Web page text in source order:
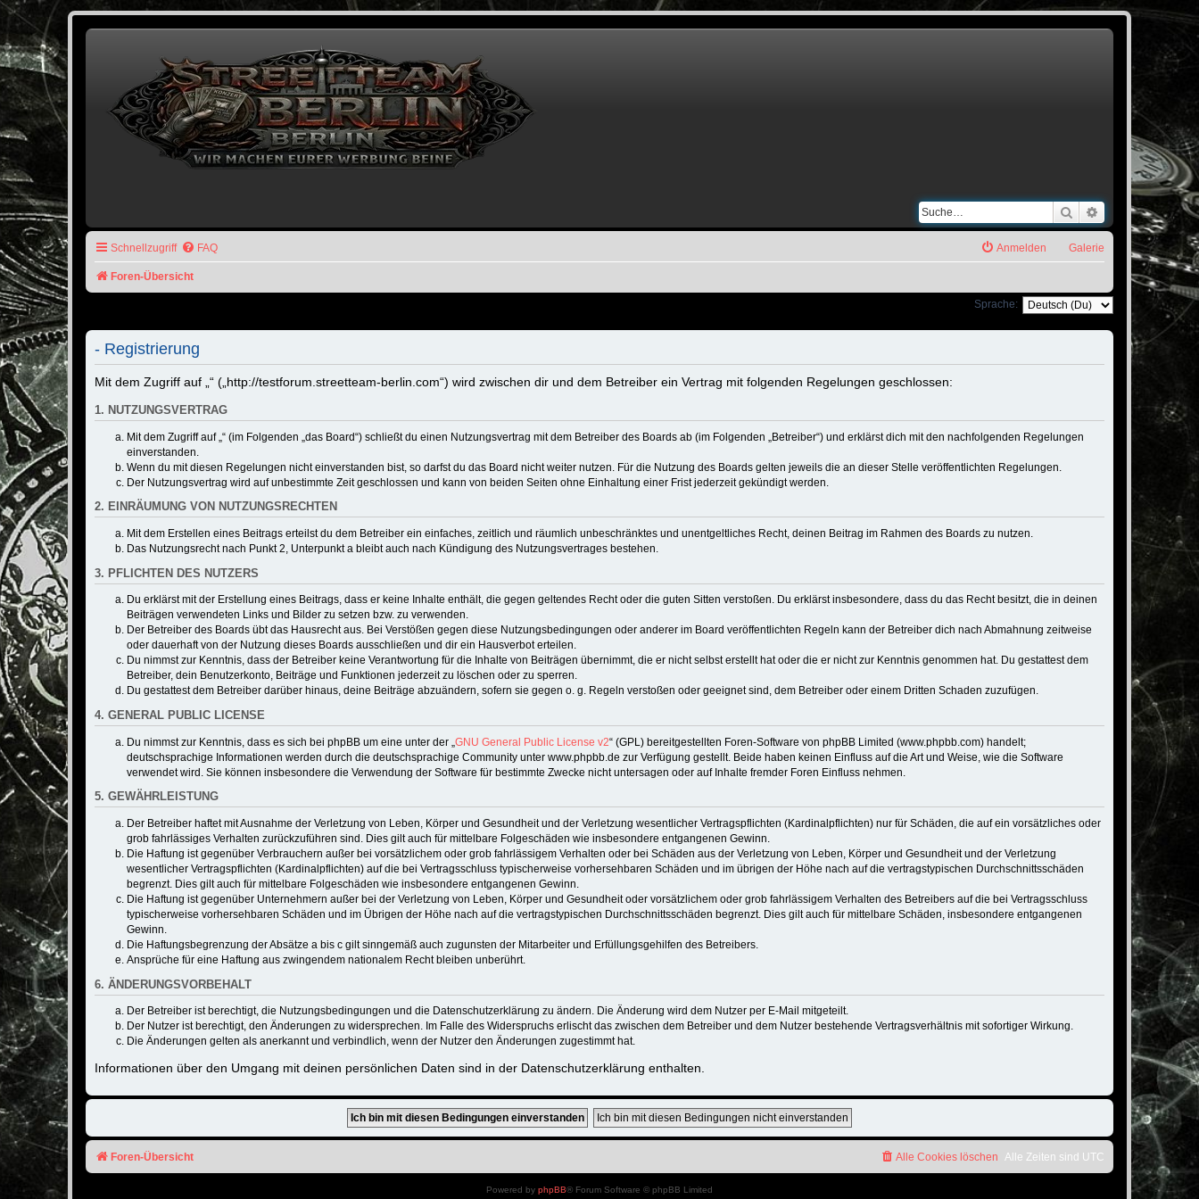
Suche Erweiterte Suche
Schnellzugriff Galerie
FAQ Anmelden
Foren-Übersicht
Sprache:
- Registrierung
Mit dem Zugriff auf „“ („http://testforum.streetteam-berlin.com“) wird zwischen dir und dem Betreiber ein Vertrag mit folgenden Regelungen geschlossen:
1. NUTZUNGSVERTRAG
Mit dem Zugriff auf „“ (im Folgenden „das Board“) schließt du einen Nutzungsvertrag mit dem Betreiber des Boards ab (im Folgenden „Betreiber“) und erklärst dich mit den nachfolgenden Regelungen
einverstanden.
Wenn du mit diesen Regelungen nicht einverstanden bist, so darfst du das Board nicht weiter nutzen. Für die Nutzung des Boards gelten jeweils die an dieser Stelle veröffentlichten Regelungen.
Der Nutzungsvertrag wird auf unbestimmte Zeit geschlossen und kann von beiden Seiten ohne Einhaltung einer Frist jederzeit gekündigt werden.
2. EINRÄUMUNG VON NUTZUNGSRECHTEN
Mit dem Erstellen eines Beitrags erteilst du dem Betreiber ein einfaches, zeitlich und räumlich unbeschränktes und unentgeltliches Recht, deinen Beitrag im Rahmen des Boards zu nutzen.
Das Nutzungsrecht nach Punkt 2, Unterpunkt a bleibt auch nach Kündigung des Nutzungsvertrages bestehen.
3. PFLICHTEN DES NUTZERS
Du erklärst mit der Erstellung eines Beitrags, dass er keine Inhalte enthält, die gegen geltendes Recht oder die guten Sitten verstoßen. Du erklärst insbesondere, dass du das Recht besitzt, die in deinen
Beiträgen verwendeten Links und Bilder zu setzen bzw. zu verwenden.
Der Betreiber des Boards übt das Hausrecht aus. Bei Verstößen gegen diese Nutzungsbedingungen oder anderer im Board veröffentlichten Regeln kann der Betreiber dich nach Abmahnung zeitweise
oder dauerhaft von der Nutzung dieses Boards ausschließen und dir ein Hausverbot erteilen.
Du nimmst zur Kenntnis, dass der Betreiber keine Verantwortung für die Inhalte von Beiträgen übernimmt, die er nicht selbst erstellt hat oder die er nicht zur Kenntnis genommen hat. Du gestattest dem
Betreiber, dein Benutzerkonto, Beiträge und Funktionen jederzeit zu löschen oder zu sperren.
Du gestattest dem Betreiber darüber hinaus, deine Beiträge abzuändern, sofern sie gegen o. g. Regeln verstoßen oder geeignet sind, dem Betreiber oder einem Dritten Schaden zuzufügen.
4. GENERAL PUBLIC LICENSE
Du nimmst zur Kenntnis, dass es sich bei phpBB um eine unter der „ GNU General Public License v2“ (GPL) bereitgestellten Foren-Software von phpBB Limited (www.phpbb.com) handelt;
deutschsprachige Informationen werden durch die deutschsprachige Community unter www.phpbb.de zur Verfügung gestellt. Beide haben keinen Einfluss auf die Art und Weise, wie die Software
verwendet wird. Sie können insbesondere die Verwendung der Software für bestimmte Zwecke nicht untersagen oder auf Inhalte fremder Foren Einfluss nehmen.
5. GEWÄHRLEISTUNG
Der Betreiber haftet mit Ausnahme der Verletzung von Leben, Körper und Gesundheit und der Verletzung wesentlicher Vertragspflichten (Kardinalpflichten) nur für Schäden, die auf ein vorsätzliches oder
grob fahrlässiges Verhalten zurückzuführen sind. Dies gilt auch für mittelbare Folgeschäden wie insbesondere entgangenen Gewinn.
Die Haftung ist gegenüber Verbrauchern außer bei vorsätzlichem oder grob fahrlässigem Verhalten oder bei Schäden aus der Verletzung von Leben, Körper und Gesundheit und der Verletzung
wesentlicher Vertragspflichten (Kardinalpflichten) auf die bei Vertragsschluss typischerweise vorhersehbaren Schäden und im übrigen der Höhe nach auf die vertragstypischen Durchschnittsschäden
begrenzt. Dies gilt auch für mittelbare Folgeschäden wie insbesondere entgangenen Gewinn.
Die Haftung ist gegenüber Unternehmern außer bei der Verletzung von Leben, Körper und Gesundheit oder vorsätzlichem oder grob fahrlässigem Verhalten des Betreibers auf die bei Vertragsschluss
typischerweise vorhersehbaren Schäden und im Übrigen der Höhe nach auf die vertragstypischen Durchschnittsschäden begrenzt. Dies gilt auch für mittelbare Schäden, insbesondere entgangenen
Gewinn.
Die Haftungsbegrenzung der Absätze a bis c gilt sinngemäß auch zugunsten der Mitarbeiter und Erfüllungsgehilfen des Betreibers.
Ansprüche für eine Haftung aus zwingendem nationalem Recht bleiben unberührt.
6. ÄNDERUNGSVORBEHALT
Der Betreiber ist berechtigt, die Nutzungsbedingungen und die Datenschutzerklärung zu ändern. Die Änderung wird dem Nutzer per E-Mail mitgeteilt.
Der Nutzer ist berechtigt, den Änderungen zu widersprechen. Im Falle des Widerspruchs erlischt das zwischen dem Betreiber und dem Nutzer bestehende Vertragsverhältnis mit sofortiger Wirkung.
Die Änderungen gelten als anerkannt und verbindlich, wenn der Nutzer den Änderungen zugestimmt hat.
Informationen über den Umgang mit deinen persönlichen Daten sind in der Datenschutzerklärung enthalten.
Foren-Übersicht Alle Zeiten sind UTC
Alle Cookies löschen
Powered by phpBB® Forum Software © phpBB Limited